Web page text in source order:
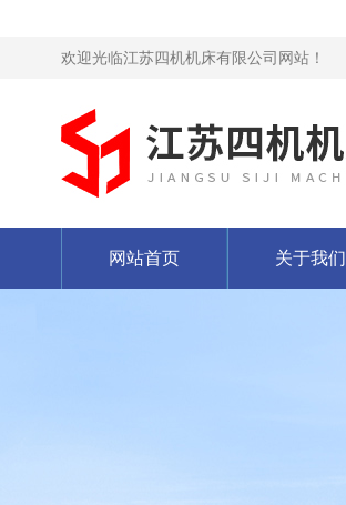
欢迎光临江苏四机机床有限公司网站！
网站首页 关于我们